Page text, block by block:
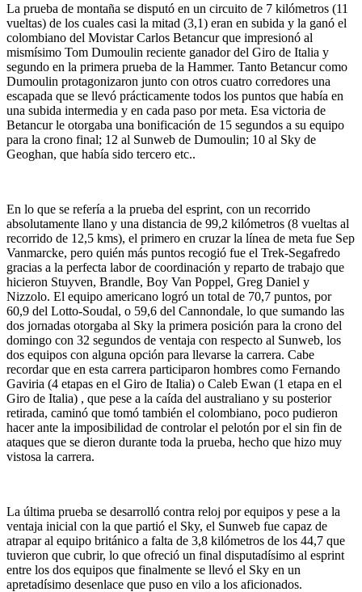
La prueba de montaña se disputó en un circuito de 7 kilómetros (11
vueltas) de los cuales casi la mitad (3,1) eran en subida y la ganó el
colombiano del Movistar Carlos Betancur que impresionó al
mismísimo Tom Dumoulin reciente ganador del Giro de Italia y
segundo en la primera prueba de la Hammer. Tanto Betancur como
Dumoulin protagonizaron junto con otros cuatro corredores una
escapada que se llevó prácticamente todos los puntos que había en
una subida intermedia y en cada paso por meta. Esa victoria de
Betancur le otorgaba una bonificación de 15 segundos a su equipo
para la crono final; 12 al Sunweb de Dumoulin; 10 al Sky de
Geoghan, que había sido tercero etc..
En lo que se refería a la prueba del esprint, con un recorrido
absolutamente llano y una distancia de 99,2 kilómetros (8 vueltas al
recorrido de 12,5 kms), el primero en cruzar la línea de meta fue Sep
Vanmarcke, pero quién más puntos recogió fue el Trek-Segafredo
gracias a la perfecta labor de coordinación y reparto de trabajo que
hicieron Stuyven, Brandle, Boy Van Poppel, Greg Daniel y
Nizzolo. El equipo americano logró un total de 70,7 puntos, por
60,9 del Lotto-Soudal, o 59,6 del Cannondale, lo que sumando las
dos jornadas otorgaba al Sky la primera posición para la crono del
domingo con 32 segundos de ventaja con respecto al Sunweb, los
dos equipos con alguna opción para llevarse la carrera. Cabe
recordar que en esta carrera participaron hombres como Fernando
Gaviria (4 etapas en el Giro de Italia) o Caleb Ewan (1 etapa en el
Giro de Italia) , que pese a la caída del australiano y su posterior
retirada, caminó que tomó también el colombiano, poco pudieron
hacer ante la imposibilidad de controlar el pelotón por el sin fin de
ataques que se dieron durante toda la prueba, hecho que hizo muy
vistosa la carrera.
La última prueba se desarrolló contra reloj por equipos y pese a la
ventaja inicial con la que partió el Sky, el Sunweb fue capaz de
atrapar al equipo británico a falta de 3,8 kilómetros de los 44,7 que
tuvieron que cubrir, lo que ofreció un final disputadísimo al esprint
entre los dos equipos que finalmente se llevó el Sky en un
apretadísimo desenlace que puso en vilo a los aficionados.